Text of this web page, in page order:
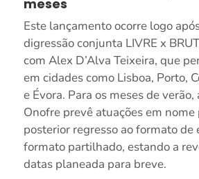
meses
Este lançamento ocorre logo
digressão conjunta LIVRE x
com Alex D’Alva Teixeira, que
em cidades como Lisboa, Porto,
e Évora. Para os meses de
Onofre prevê atuações em nome
posterior regresso ao formato de
formato partilhado, estando a
datas planeada para breve.